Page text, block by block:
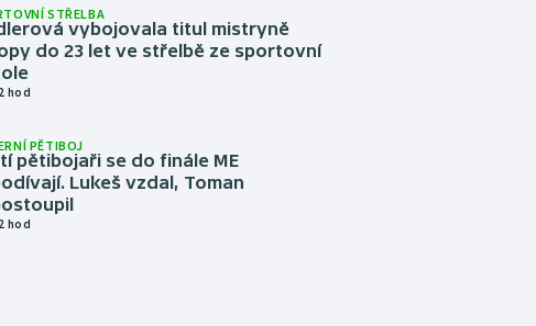
STŘELBA
vybojovala titul mistryně
do 23 let ve střelbě ze sportovní
hod
PĚTIBOJ
pětibojaři se do finále ME
Lukeš vzdal, Toman
hod